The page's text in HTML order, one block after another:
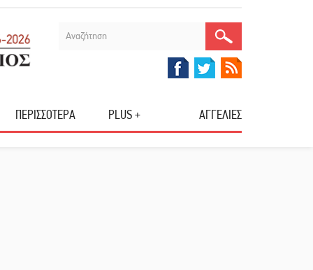
ΠΕΡΙΣΣΟΤΕΡΑ PLUS + ΑΓΓΕΛΙΕΣ